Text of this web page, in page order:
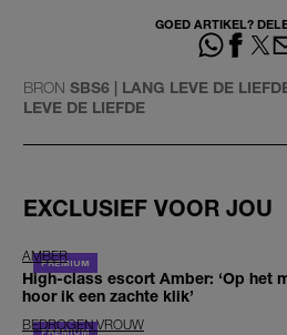
GOED ARTIKEL?
BRON SBS6 | LANG LEVE DE
LEVE DE LIEFDE
EXCLUSIEF VOOR JOU
AMBER
High-class escort Amber: ‘Op het
hoor ik een zachte klik’
BEDROGEN VROUW